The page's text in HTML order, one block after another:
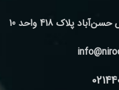
پلاک 418 واحد 10